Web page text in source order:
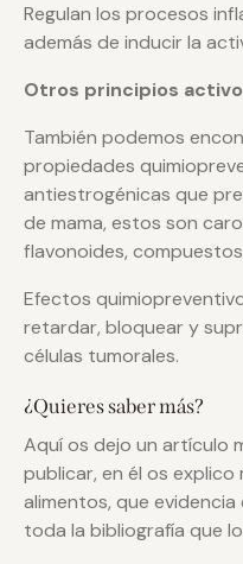
Regulan los procesos
además de inducir la
Otros principios
También podemos
propiedades
antiestrogénicas que
de mama, estos son
flavonoides,
Efectos
retardar, bloquear y
células tumorales.
¿Quieres saber más?
Aquí os dejo un artículo
publicar, en él os
alimentos, que
toda la bibliografía que